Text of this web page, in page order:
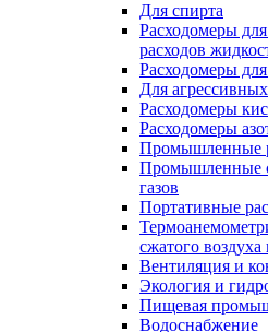
Для спирта
Расходомеры
расходов
Расходомеры
Для
Расходомеры
Расходомеры
Промышленные
Промышленные
газов
Портативные
сжатого
Вентиляция и
Экология и
Пищевая
Водоснабжение